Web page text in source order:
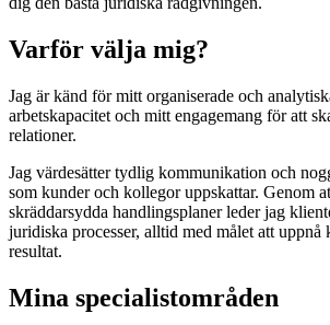
Varför välja mig?
Jag är känd för mitt organiserade och
arbetskapacitet och mitt engagemang för att
relationer.
Jag värdesätter tydlig kommunikation och
som kunder och kollegor uppskattar. Genom
skräddarsydda handlingsplaner leder jag
juridiska processer, alltid med målet att uppnå
resultat.
Mina specialistområden